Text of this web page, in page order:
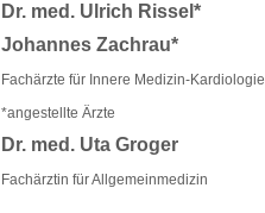
Dr. med. Ulrich Rissel*
Johannes Zachrau*
Fachärzte für Innere Medizin-Kardiologie
*angestellte Ärzte
Dr. med. Uta Groger
Fachärztin für Allgemeinmedizin